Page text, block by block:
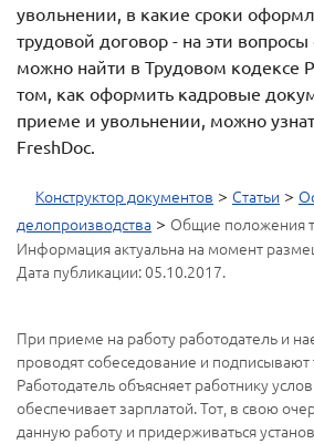
увольнении, в какие сроки
трудовой договор - на эти вопросы
можно найти в Трудовом кодексе
том, как оформить кадровые
приеме и увольнении, можно
FreshDoc.
Конструктор документов > Статьи >
делопроизводства > Общие положения
Информация актуальна на момент
Дата публикации: 05.10.2017.
При приеме на работу работодатель и
проводят собеседование и
Работодатель объясняет работнику
обеспечивает зарплатой. Тот, в свою
данную работу и придерживаться